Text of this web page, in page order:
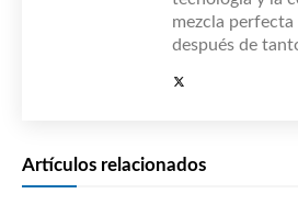
mezcla perfecta
después de
Artículos relacionados